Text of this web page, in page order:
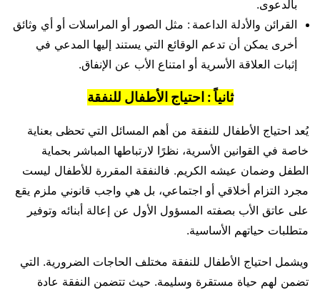
بالدعوى.
القرائن والأدلة الداعمة : مثل الصور أو المراسلات أو أي وثائق
أخرى يمكن أن تدعم الوقائع التي يستند إليها المدعي في
إثبات العلاقة الأسرية أو امتناع الأب عن الإنفاق.
ثانياً : احتياج الأطفال للنفقة
يُعد احتياج الأطفال للنفقة من أهم المسائل التي تحظى بعناية
خاصة في القوانين الأسرية، نظرًا لارتباطها المباشر بحماية
الطفل وضمان عيشه الكريم. فالنفقة المقررة للأطفال ليست
مجرد التزام أخلاقي أو اجتماعي، بل هي واجب قانوني ملزم يقع
على عاتق الأب بصفته المسؤول الأول عن إعالة أبنائه وتوفير
متطلبات حياتهم الأساسية.
ويشمل احتياج الأطفال للنفقة مختلف الحاجات الضرورية. التي
تضمن لهم حياة مستقرة وسليمة. حيث تتضمن النفقة عادة